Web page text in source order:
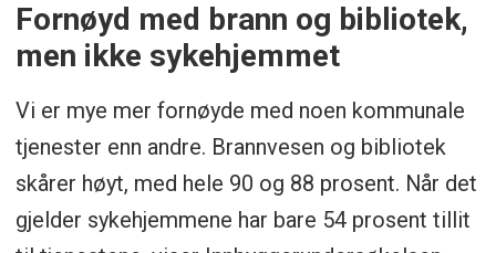
Fornøyd med brann og bibliotek,
men ikke sykehjemmet
Vi er mye mer fornøyde med noen kommunale
tjenester enn andre. Brannvesen og bibliotek
skårer høyt, med hele 90 og 88 prosent. Når det
gjelder sykehjemmene har bare 54 prosent tillit